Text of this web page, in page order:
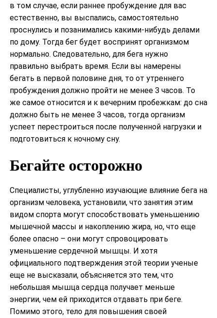
в том случае, если раннее пробуждение для вас
естественно, вы выспались, самостоятельно
проснулись и позанимались какими-нибудь делами
по дому. Тогда бег будет воспринят организмом
нормально. Следовательно, для бега нужно
правильно выбрать время. Если вы намерены
бегать в первой половине дня, то от утреннего
пробуждения должно пройти не менее 3 часов. То
же самое относится и к вечерним пробежкам: до сна
должно быть не менее 3 часов, тогда организм
успеет перестроиться после полученной нагрузки и
подготовиться к ночному сну.
Бегайте осторожно
Специалисты, углубленно изучающие влияние бега на
организм человека, установили, что занятия этим
видом спорта могут способствовать уменьшению
мышечной массы и накоплению жира, но, что еще
более опасно – они могут спровоцировать
уменьшение сердечной мышцы. И хотя
официального подтверждения этой теории ученые
еще не высказали, объясняется это тем, что
небольшая мышца сердца получает меньше
энергии, чем ей приходится отдавать при беге.
Помимо этого, тело для повышения своей